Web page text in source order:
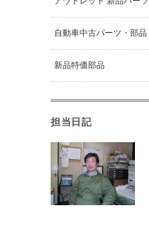
自動車中古パーツ・部品
新品特価部品
担当日記